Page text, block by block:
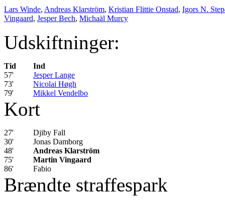
Lars Winde, Andreas Klarström, Kristian Flittie Onstad, Igors N.
Vingaard, Jesper Bech, Michaäl Murcy
Udskiftninger:
Tid
Ind
57'
Jesper Lange
73'
Nicolai Høgh
79'
Mikkel Vendelbo
Kort
27'
Djiby Fall
30'
Jonas Damborg
48'
Andreas Klarström
75'
Martin Vingaard
86'
Fabio
Brændte straffespark